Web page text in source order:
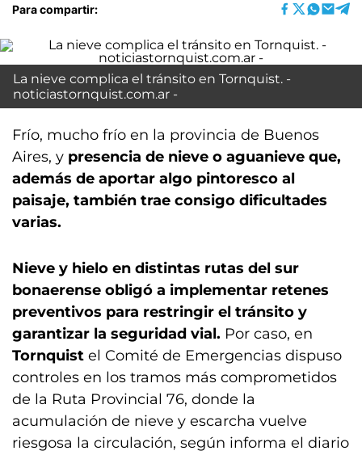
Para compartir:
La nieve complica el tránsito en Tornquist. -
noticiastornquist.com.ar -
Frío, mucho frío en la provincia de Buenos
Aires, y presencia de nieve o aguanieve que,
además de aportar algo pintoresco al
paisaje, también trae consigo dificultades
varias.
Nieve y hielo en distintas rutas del sur
bonaerense obligó a implementar retenes
preventivos para restringir el tránsito y
garantizar la seguridad vial. Por caso, en
Tornquist el Comité de Emergencias dispuso
controles en los tramos más comprometidos
de la Ruta Provincial 76, donde la
acumulación de nieve y escarcha vuelve
riesgosa la circulación, según informa el diario